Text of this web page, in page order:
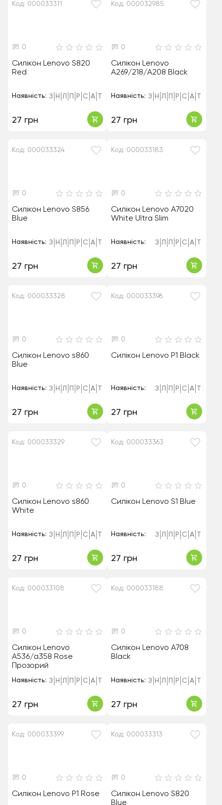
Код: 000033311
0
Силікон Lenovo S820
Red
Наявність: З Н Л Р С А
27 грн
Код: 000032985
0
Силікон Lenovo
A269/218/A208 Black
Наявність: З Н Л Р С А
27 грн
Код: 000033324
0
Силікон Lenovo S856
Blue
Наявність: З Н Л Р С А
27 грн
Код: 000033183
0
Силікон Lenovo A7020
White Ultra Slim
Наявність: З Л Р С А
27 грн
Код: 000033328
0
Силікон Lenovo s860
Blue
Наявність: З Н Л Р С А
27 грн
Код: 000033396
0
Силікон Lenovo P1 Black
Наявність: З Л Р С А
27 грн
Код: 000033329
0
Силікон Lenovo s860
White
Наявність: З Н Л Р С А
27 грн
Код: 000033363
0
Силікон Lenovo S1 Blue
Наявність: З Л Р С А
27 грн
Код: 000033108
0
Силікон Lenovo
A536/a358 Rose
Прозорий
Наявність: З Н Л Р С А
27 грн
Код: 000033188
0
Силікон Lenovo A708
Black
Наявність: З Н Л Р С А
27 грн
Код: 000033399
0
Силікон Lenovo P1 Rose
Код: 000033313
0
Силікон Lenovo S820
Blue